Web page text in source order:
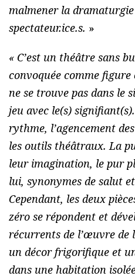
malmener la
spectateur.ice.s. »
« C’est un théâtre sans
convoquée comme
ne se trouve pas dans le
jeu avec le(s)
rythme, l’agencement
les outils théâtraux. La
leur imagination, le pur
lui, synonymes de salut
Cependant, les deux
zéro se répondent et
récurrents de l’œuvre de
un décor frigorifique et
dans une habitation